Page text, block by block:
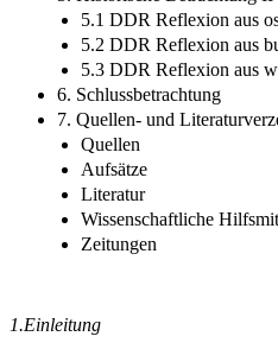
5.1 DDR Reflexion aus
5.2 DDR Reflexion aus
5.3 DDR Reflexion aus
6. Schlussbetrachtung
7. Quellen- und
Quellen
Aufsätze
Literatur
Wissenschaftliche
Zeitungen
1.Einleitung